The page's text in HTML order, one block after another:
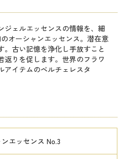
ジェルエッセンスの情報を、細
オーシャンエッセンス。潜在意
古い記憶を浄化し手放すこと
返りを促します。世界のフラワ
アイテムのベルチェレスタ
エッセンス No.3